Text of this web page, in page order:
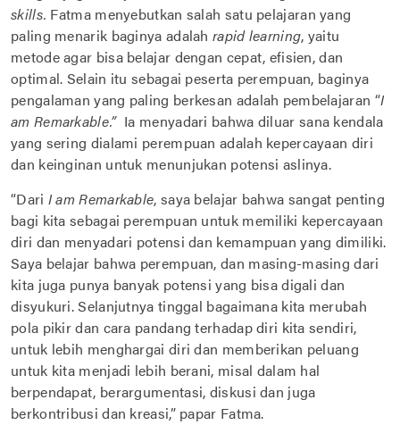
skills. Fatma menyebutkan salah satu pelajaran yang
paling menarik baginya adalahrapid learning, yaitu
metode agar bisa belajar dengan cepat, efisien, dan
optimal. Selain itu sebagai peserta perempuan, baginya
pengalaman yang paling berkesan adalah pembelajaran “I
am Remarkable.” Ia menyadari bahwa diluar sana kendala
yang sering dialami perempuan adalah kepercayaan diri
dan keinginan untuk menunjukan potensi aslinya.
“Dari I am Remarkable, saya belajar bahwa sangat penting
bagi kita sebagai perempuan untuk memiliki kepercayaan
diri dan menyadari potensi dan kemampuan yang dimiliki.
Saya belajar bahwa perempuan, dan masing-masing dari
kita juga punya banyak potensi yang bisa digali dan
disyukuri. Selanjutnya tinggal bagaimana kita merubah
pola pikir dan cara pandang terhadap diri kita sendiri,
untuk lebih menghargai diri dan memberikan peluang
untuk kita menjadi lebih berani, misal dalam hal
berpendapat, berargumentasi, diskusi dan juga
berkontribusi dan kreasi,” papar Fatma.